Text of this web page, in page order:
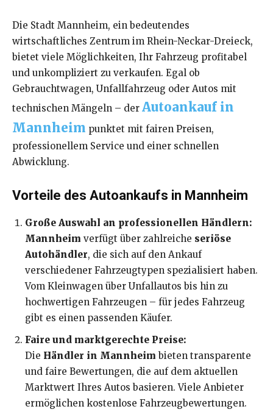
Die Stadt Mannheim, ein bedeutendes
wirtschaftliches Zentrum im Rhein-Neckar-Dreieck,
bietet viele Möglichkeiten, Ihr Fahrzeug profitabel
und unkompliziert zu verkaufen. Egal ob
Gebrauchtwagen, Unfallfahrzeug oder Autos mit
technischen Mängeln – der Autoankauf in
Mannheim punktet mit fairen Preisen,
professionellem Service und einer schnellen
Abwicklung.
Vorteile des Autoankaufs in Mannheim
Große Auswahl an professionellen Händlern:
Mannheim verfügt über zahlreiche seriöse
Autohändler, die sich auf den Ankauf
verschiedener Fahrzeugtypen spezialisiert haben.
Vom Kleinwagen über Unfallautos bis hin zu
hochwertigen Fahrzeugen – für jedes Fahrzeug
gibt es einen passenden Käufer.
Faire und marktgerechte Preise:
Die Händler in Mannheim bieten transparente
und faire Bewertungen, die auf dem aktuellen
Marktwert Ihres Autos basieren. Viele Anbieter
ermöglichen kostenlose Fahrzeugbewertungen.